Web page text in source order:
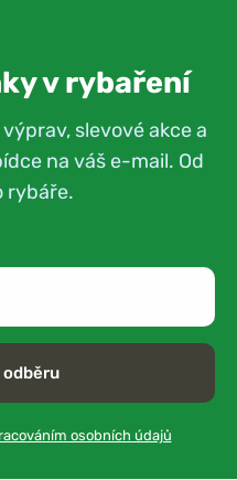
v rybaření
slevové akce a
na váš e-mail. Od
rybáře.
osobních údajů